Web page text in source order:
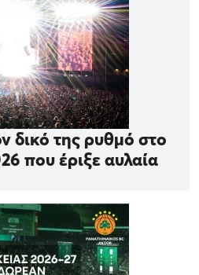
δικό της ρυθμό στο
που έριξε αυλαία